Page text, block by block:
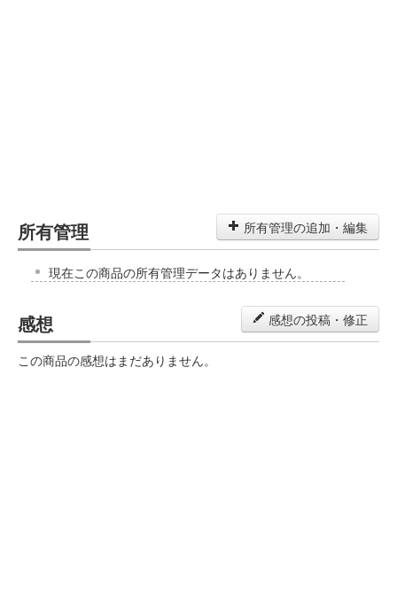
所有管理 所有管理の追加・編集
現在この商品の所有管理データはありません。
感想 感想の投稿・修正
この商品の感想はまだありません。